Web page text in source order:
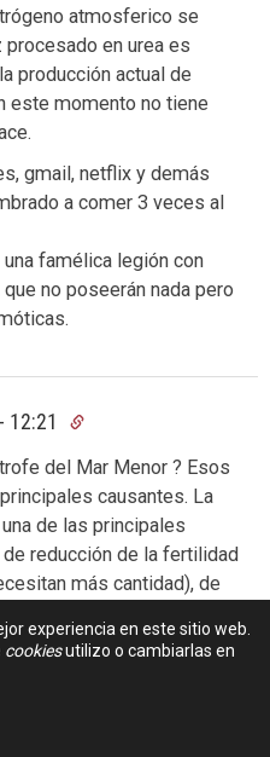
atmosferico se
en urea es
producción actual de
este momento no tiene
gmail, netflix y demás
a comer 3 veces al
famélica legión con
no poseerán nada pero
12:21
del Mar Menor ? Esos
causantes. La
de las principales
reducción de la fertilidad
más cantidad), de
para soportar
«matatos» la
desastre que ya tenemos
La agricultura es la
experiencia en este sitio web.
cookiesutilizo o cambiarlas en